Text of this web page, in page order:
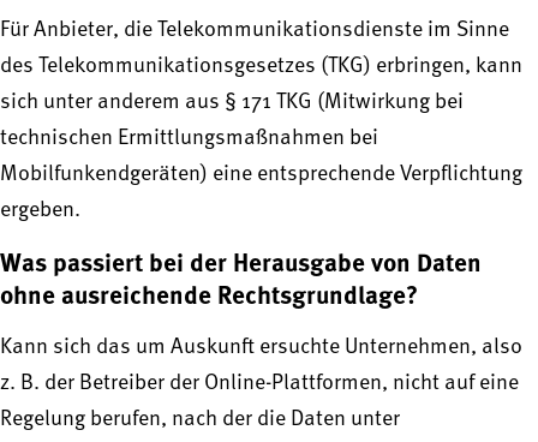
Für Anbieter, die Telekommunikationsdienste im Sinne
des Telekommunikationsgesetzes (TKG) erbringen, kann
sich unter anderem aus § 171 TKG (Mitwirkung bei
technischen Ermittlungsmaßnahmen bei
Mobilfunkendgeräten) eine entsprechende Verpflichtung
ergeben.
Was passiert bei der Herausgabe von Daten
ohne ausreichende Rechtsgrundlage?
Kann sich das um Auskunft ersuchte Unternehmen, also
z. B. der Betreiber der Online-Plattformen, nicht auf eine
Regelung berufen, nach der die Daten unter